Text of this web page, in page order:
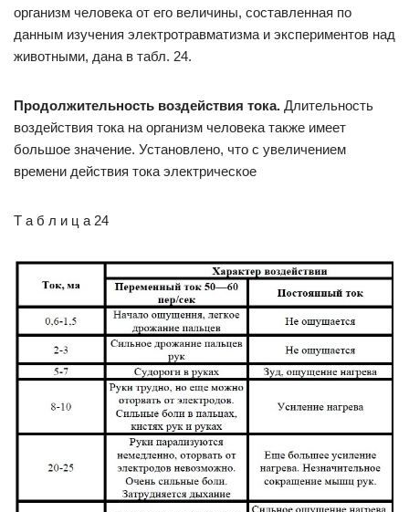
орга­низм человека от его величины, составленная по
данным изуче­ния электротравматизма и экспериментов над
животными, дана в табл. 24.
Продолжительность воздействия тока. Длительность
воздей­ствия тока на организм человека также имеет
большое значение. Установлено, что с увеличением
времени действия тока электрическое
Т а б л и ц а 24